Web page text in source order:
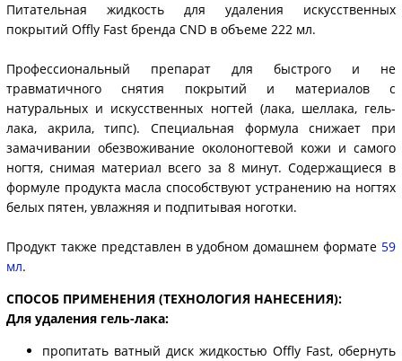
Питательная жидкость для удаления искусственных
покрытий Offly Fast бренда CND в объеме 222 мл.
Профессиональный препарат для быстрого и не
травматичного снятия покрытий и материалов с
натуральных и искусственных ногтей (лака, шеллака, гель-
лака, акрила, типс). Специальная формула снижает при
замачивании обезвоживание околоногтевой кожи и самого
ногтя, снимая материал всего за 8 минут. Содержащиеся в
формуле продукта масла способствуют устранению на ногтях
белых пятен, увлажняя и подпитывая ноготки.
Продукт также представлен в удобном домашнем формате 59
мл.
СПОСОБ ПРИМЕНЕНИЯ (ТЕХНОЛОГИЯ НАНЕСЕНИЯ):
Для удаления гель-лака:
пропитать ватный диск жидкостью Offly Fast, обернуть